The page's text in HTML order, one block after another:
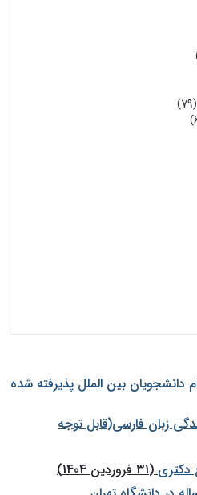
(79)
دانشجويان بين الملل پذيرفته شده
زبان فارسی(قابل توجه
دکتری(31 فروردین 1404)